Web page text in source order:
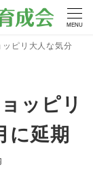
MENU
ッピリ大人な気分
ッピリ
に延期
ー